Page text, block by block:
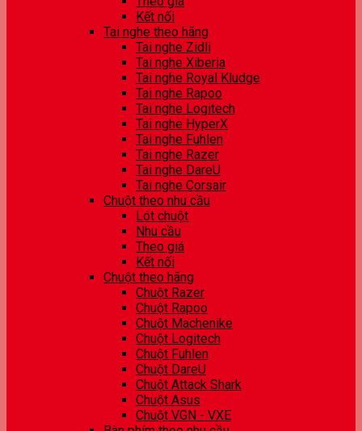
Kết nối
Tai nghe theo hãng
Tai nghe Zidli
Tai nghe Xiberia
Tai nghe Royal Kludge
Tai nghe Rapoo
Tai nghe Logitech
Tai nghe HyperX
Tai nghe Fuhlen
Tai nghe Razer
Tai nghe DareU
Tai nghe Corsair
Chuột theo nhu cầu
Lót chuột
Nhu cầu
Theo giá
Kết nối
Chuột theo hãng
Chuột Razer
Chuột Rapoo
Chuột Machenike
Chuột Logitech
Chuột Fuhlen
Chuột DareU
Chuột Attack Shark
Chuột Asus
Chuột VGN - VXE